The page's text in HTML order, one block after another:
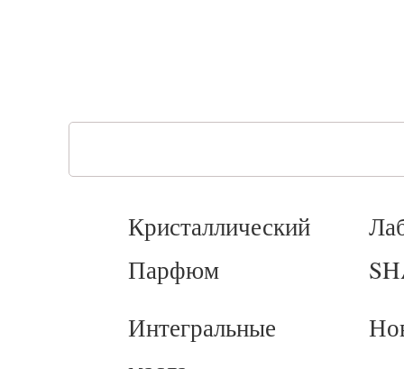
Кристаллический
Парфюм
Интегральные